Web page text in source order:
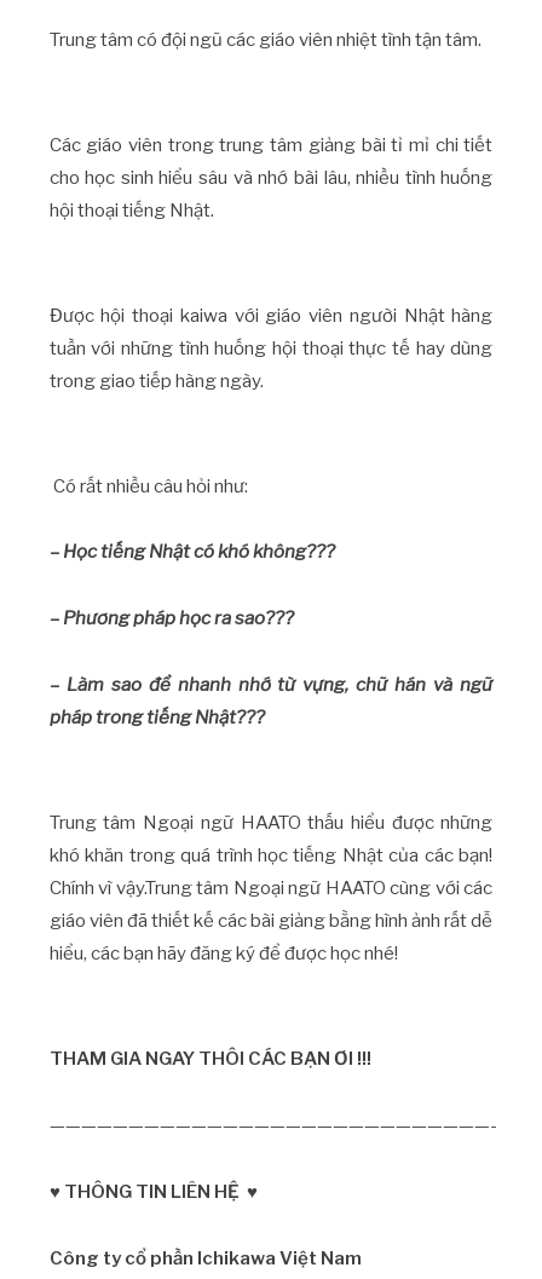
Trung tâm có đội ngũ các giáo viên nhiệt tình tận tâm.
Các giáo viên trong trung tâm giảng bài tỉ mỉ chi tiết
cho học sinh hiểu sâu và nhớ bài lâu, nhiều tình huống
hội thoại tiếng Nhật.
Được hội thoại kaiwa với giáo viên người Nhật hàng
tuần với những tình huống hội thoại thực tế hay dùng
trong giao tiếp hàng ngày.
Có rất nhiều câu hỏi như:
– Học tiếng Nhật có khó không???
– Phương pháp học ra sao???
– Làm sao để nhanh nhớ từ vựng, chữ hán và ngữ
pháp trong tiếng Nhật???
Trung tâm Ngoại ngữ HAATO thấu hiểu được những
khó khăn trong quá trình học tiếng Nhật của các bạn!
Chính vì vậy.Trung tâm Ngoại ngữ HAATO cùng với các
giáo viên đã thiết kế các bài giảng bằng hình ảnh rất dễ
hiểu, các bạn hãy đăng ký để được học nhé!
THAM GIA NGAY THÔI CÁC BẠN ƠI !!!
————————————————————————————-
♥ THÔNG TIN LIÊN HỆ ♥
Công ty cổ phần Ichikawa Việt Nam